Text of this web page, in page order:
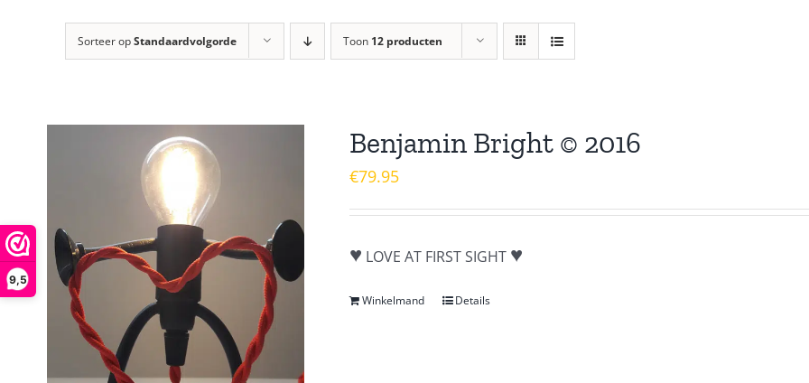
9,5
Sorteer opStandaardvolgorde Toon 12 producten
Benjamin Bright © 2016
€79.95
♥ LOVE AT FIRST SIGHT ♥
Winkelmand Details